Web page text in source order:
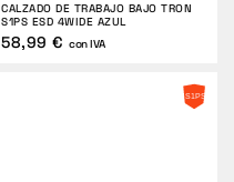
CALZADO DE TRABAJO BAJO TRON
S1PS ESD 4WIDE AZUL
58,99 € con IVA